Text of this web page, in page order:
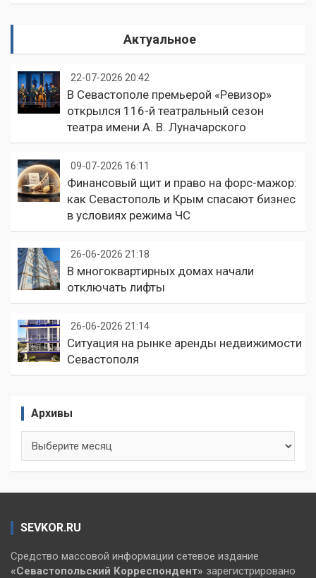
Актуальное
22-07-2026 20:42
В Севастополе премьерой «Ревизор»
открылся 116-й театральный сезон
театра имени А. В. Луначарского
09-07-2026 16:11
Финансовый щит и право на форс-мажор:
как Севастополь и Крым спасают бизнес
в условиях режима ЧС
26-06-2026 21:18
В многоквартирных домах начали
отключать лифты
26-06-2026 21:14
Ситуация на рынке аренды недвижимости
Севастополя
Архивы
SEVKOR.RU
Средство массовой информации сетевое издание
«Севастопольский Корреспондент» зарегистрировано